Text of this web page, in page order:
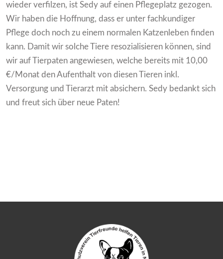
wieder verfilzen, ist Sedy auf einen Pflegeplatz gezogen.
Wir haben die Hoffnung, dass er unter fachkundiger
Pflege doch noch zu einem normalen Katzenleben finden
kann. Damit wir solche Tiere resozialisieren können, sind
wir auf Tierpaten angewiesen, welche bereits mit 10,00
€/Monat den Aufenthalt von diesen Tieren inkl.
Versorgung und Tierarzt mit absichern. Sedy bedankt sich
und freut sich über neue Paten!